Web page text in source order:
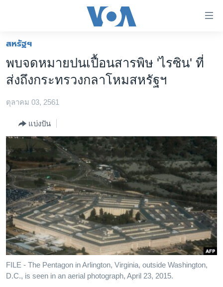
ต่อ
ไป
เนื้อหา
ข้าม
หลัก
ข้าม
ไป
การ
ค้นหา
โลก
เอเชีย
สหรัฐฯ
ไทย
ธุรกิจ
วิทยาศาสตร์
สังคมและสุขภาพ
ไลฟ์สไตล์
ตรวจสอบข่าว
เรียนรู้ภาษาอังกฤษ
พอดคาสต์
ติดตามเรา
สหรัฐฯ
พบจดหมายปนเปื้อนสารพิษ 'ไรซิน' ที่
ส่งถึงกระทรวงกลาโหมสหรัฐฯ
ตุลาคม 03, 2561
แบ่งปัน
FILE - The Pentagon in Arlington, Virginia, outside Washington,
D.C., is seen in an aerial photograph, April 23, 2015.